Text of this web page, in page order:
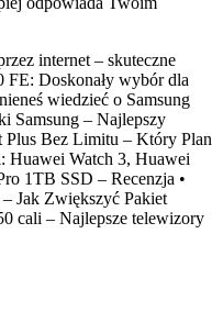
internet – skuteczne
FE: Doskonały wybór dla
wiedzieć o Samsung
Samsung – Najlepszy
Plus Bez Limitu – Który Plan
Huawei Watch 3, Huawei
1TB SSD – Recenzja •
Jak Zwiększyć Pakiet
cali – Najlepsze telewizory